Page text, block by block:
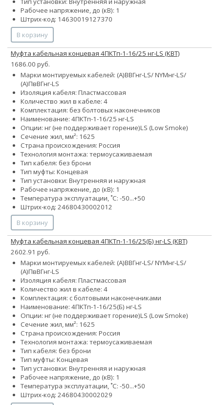
Рабочее напряжение, до (кВ): 1
Штрих-код: 14630019127370
В корзину
Муфта кабельная концевая 4ПКТп-1-16/25 нг-LS (КВТ)
1686.00 руб.
Марки монтируемых кабелей: (А)ВВГнг-LS/ NYMнг-LS/
(А)ПвВГнг-LS
Изоляция кабеля: Пластмассовая
Количество жил в кабеле: 4
Комплектация: без болтовых наконечников
Наименование: 4ПКТп-1-16/25 нг-LS
Опции: нг (не поддерживает горение)LS (Low Smoke)
Сечение жил, мм²: 1625
Страна происхождения: Россия
Технология монтажа: термоусаживаемая
Тип кабеля: без брони
Тип муфты: Концевая
Тип установки: Внутренняя и наружная
Рабочее напряжение, до (кВ): 1
Температура эксплуатации, ˚С: -50...+50
Штрих-код: 24680430002012
В корзину
Муфта кабельная концевая 4ПКТп-1-16/25(Б) нг-LS (КВТ)
2602.91 руб.
Марки монтируемых кабелей: (А)ВВГнг-LS/ NYMнг-LS/
(А)ПвВГнг-LS
Изоляция кабеля: Пластмассовая
Количество жил в кабеле: 4
Комплектация: с болтовыми наконечниками
Наименование: 4ПКТп-1-16/25(Б) нг-LS
Опции: нг (не поддерживает горение)LS (Low Smoke)
Сечение жил, мм²: 1625
Страна происхождения: Россия
Технология монтажа: термоусаживаемая
Тип кабеля: без брони
Тип муфты: Концевая
Тип установки: Внутренняя и наружная
Рабочее напряжение, до (кВ): 1
Температура эксплуатации, ˚С: -50...+50
Штрих-код: 24680430002029